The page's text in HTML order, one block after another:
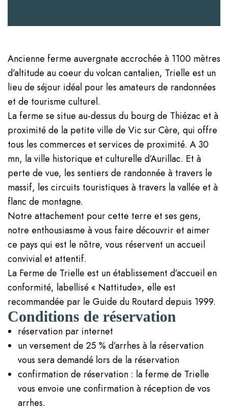
Ancienne ferme auvergnate accrochée à 1100 mètres
d’altitude au coeur du volcan cantalien, Trielle est un
lieu de séjour idéal pour les amateurs de randonnées
et de tourisme culturel.
La ferme se situe au-dessus du bourg de Thiézac et à
proximité de la petite ville de Vic sur Cère, qui offre
tous les commerces et services de proximité. A 30
mn, la ville historique et culturelle d’Aurillac. Et à
perte de vue, les sentiers de randonnée à travers le
massif, les circuits touristiques à travers la vallée et à
flanc de montagne.
Notre attachement pour cette terre et ses gens,
notre enthousiasme à vous faire découvrir et aimer
ce pays qui est le nôtre, vous réservent un accueil
convivial et attentif.
La Ferme de Trielle est un établissement d’accueil en
conformité, labellisé « Nattitude», elle est
recommandée par le Guide du Routard depuis 1999.
Conditions de réservation
réservation par internet
un versement de 25 % d’arrhes à la réservation
vous sera demandé lors de la réservation
confirmation de réservation : la ferme de Trielle
vous envoie une confirmation à réception de vos
arrhes.